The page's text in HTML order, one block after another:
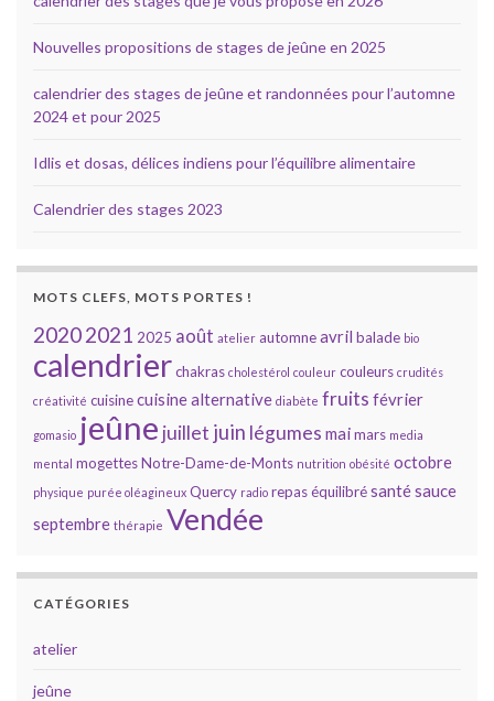
Nouvelles propositions de stages de jeûne en 2025
calendrier des stages de jeûne et randonnées pour l’automne
2024 et pour 2025
Idlis et dosas, délices indiens pour l’équilibre alimentaire
Calendrier des stages 2023
MOTS CLEFS, MOTS PORTES !
20202021 2025 août atelier automneavril balade bio
calendrierchakras cholestérol couleur couleurs crudités
créativité cuisinecuisine alternative diabète fruits février
gomasio jeûne juillet juin légumes maimars media
mental mogettesNotre-Dame-de-Monts nutrition obésité octobre
physique purée oléagineux Quercy radio repas équilibrésantésauce
septembre thérapie Vendée
CATÉGORIES
atelier
jeûne